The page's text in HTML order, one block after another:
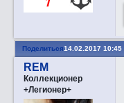
Поделиться14.02.2017 10:45
REM
Коллекционер
+Легионер+